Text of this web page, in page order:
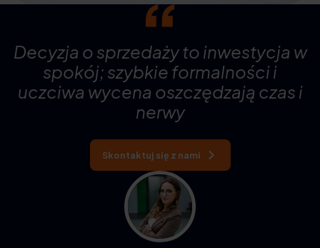
Decyzja o sprzedaży to inwestycja w
spokój; szybkie formalności i
uczciwa wycena oszczędzają czas i
nerwy
Skontaktuj się z nami